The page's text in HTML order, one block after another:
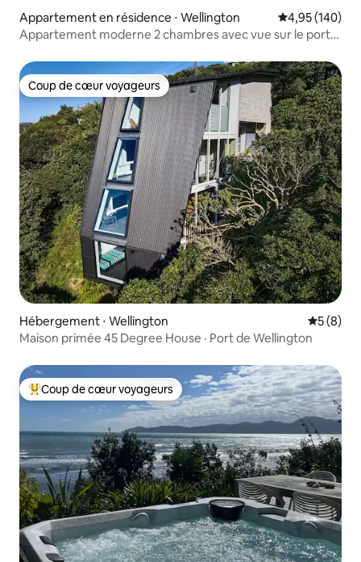
Appartement en résidence ⋅ Wellington Évaluation
4,95 (140)
Appartement moderne 2 chambres avec vue sur le port,
Coup de cœur voyageurs
Coup de cœur voyageurs
Hébergement ⋅ Wellington
5 (8)
Maison primée 45 Degree House · Port de Wellington
Coups de cœur voyageurs les plus appréciés
Coup de cœur voyageurs